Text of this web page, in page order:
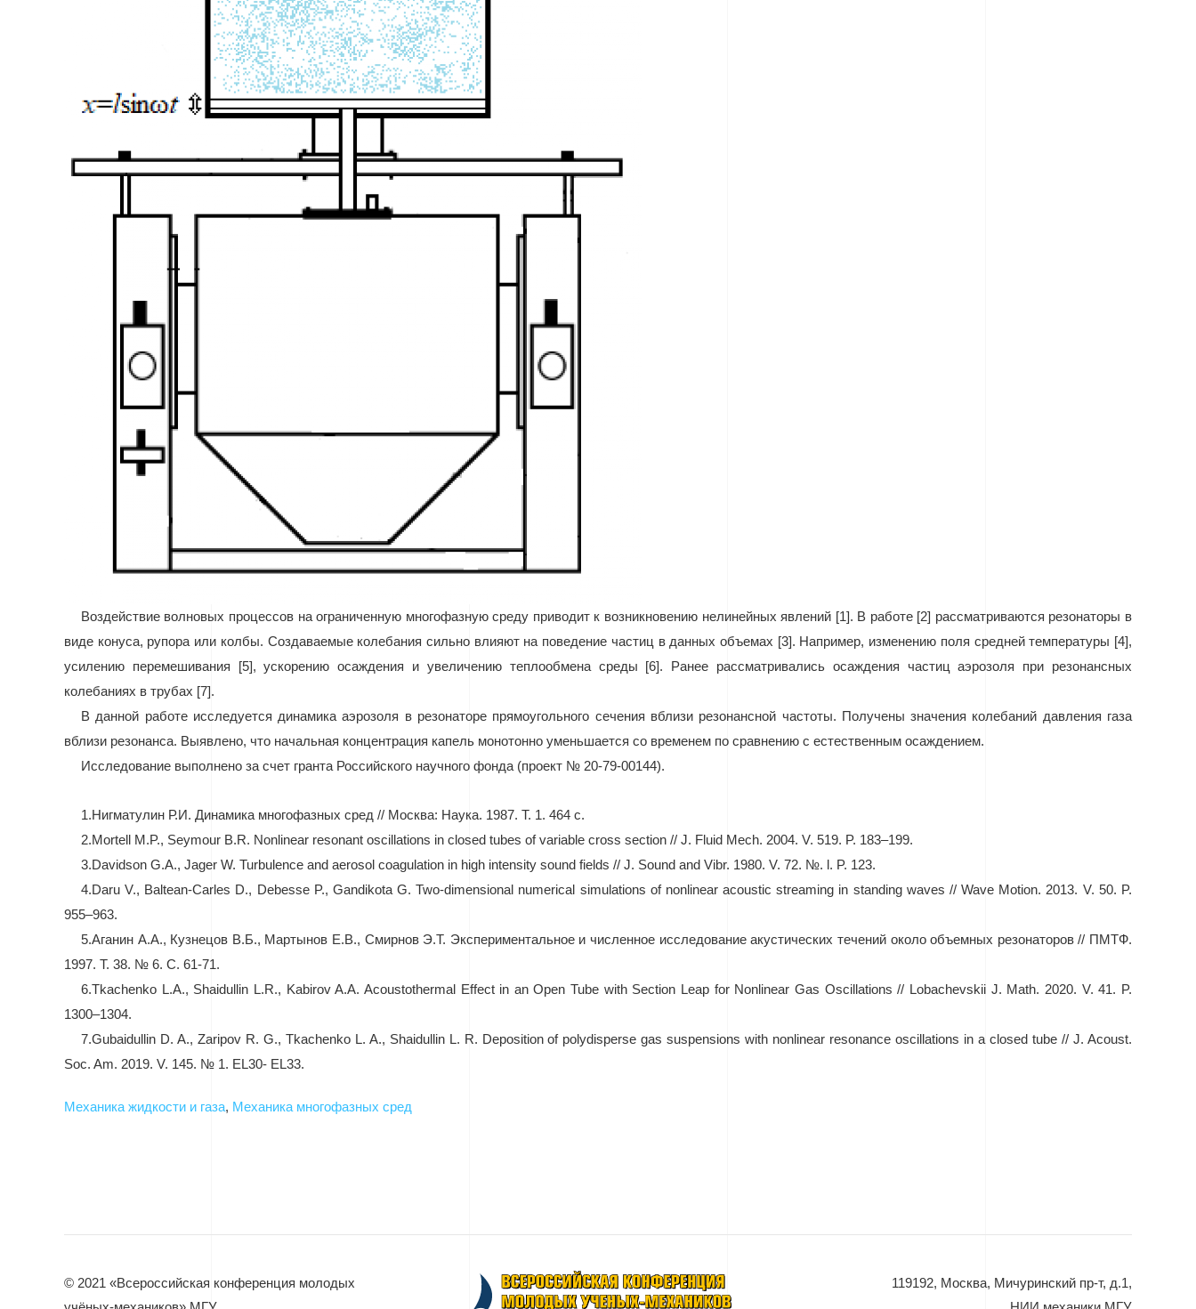
Воздействие волновых процессов на ограниченную многофазную среду приводит к возникновению нелинейных явлений [1]. В работе [2] рассматриваются резонаторы в
виде конуса, рупора или колбы. Создаваемые колебания сильно влияют на поведение частиц в данных объемах [3]. Например, изменению поля средней температуры [4],
усилению перемешивания [5], ускорению осаждения и увеличению теплообмена среды [6]. Ранее рассматривались осаждения частиц аэрозоля при резонансных
колебаниях в трубах [7].
В данной работе исследуется динамика аэрозоля в резонаторе прямоугольного сечения вблизи резонансной частоты. Получены значения колебаний давления газа
вблизи резонанса. Выявлено, что начальная концентрация капель монотонно уменьшается со временем по сравнению с естественным осаждением.
Исследование выполнено за счет гранта Российского научного фонда (проект № 20-79-00144).
1.Нигматулин Р.И. Динамика многофазных сред // Москва: Наука. 1987. Т. 1. 464 с.
2.Mortell M.P., Seymour B.R. Nonlinear resonant oscillations in closed tubes of variable cross section // J. Fluid Mech. 2004. V. 519. P. 183–199.
3.Davidson G.A., Jager W. Turbulence and aerosol coagulation in high intensity sound fields // J. Sound and Vibr. 1980. V. 72. №. l. P. 123.
4.Daru V., Baltean-Carles D., Debesse P., Gandikota G. Two-dimensional numerical simulations of nonlinear acoustic streaming in standing waves // Wave Motion. 2013. V. 50. P.
955–963.
5.Аганин А.А., Кузнецов В.Б., Мартынов Е.В., Смирнов Э.Т. Экспериментальное и численное исследование акустических течений около объемных резонаторов // ПМТФ.
1997. Т. 38. № 6. С. 61-71.
6.Tkachenko L.A., Shaidullin L.R., Kabirov A.A. Acoustothermal Effect in an Open Tube with Section Leap for Nonlinear Gas Oscillations // Lobachevskii J. Math. 2020. V. 41. P.
1300–1304.
7.Gubaidullin D. A., Zaripov R. G., Tkachenko L. A., Shaidullin L. R. Deposition of polydisperse gas suspensions with nonlinear resonance oscillations in a closed tube // J. Acoust.
Soc. Am. 2019. V. 145. № 1. EL30- EL33.
Механика жидкости и газа, Механика многофазных сред
© 2021 «Всероссийская конференция молодых
119192, Москва, Мичуринский пр-т, д.1,